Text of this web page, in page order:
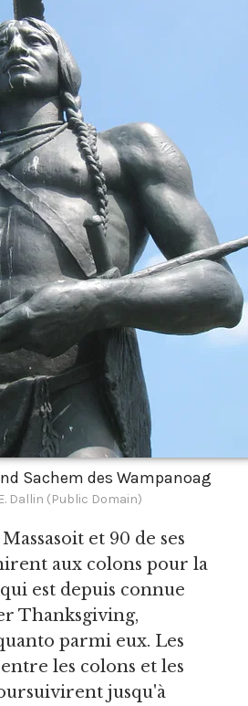
Sachem des Wampanoag
Dallin (Public Domain)
et 90 de ses
aux colons pour la
est depuis connue
Thanksgiving,
parmi eux. Les
les colons et les
jusqu'à